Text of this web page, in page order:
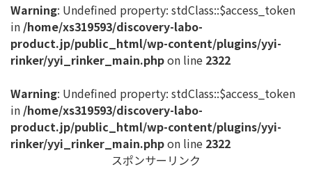
Warning: Undefined property: stdClass::$access_token
in /home/xs319593/discovery-labo-
product.jp/public_html/wp-content/plugins/yyi-
rinker/yyi_rinker_main.phpon line 2322
Warning: Undefined property: stdClass::$access_token
in /home/xs319593/discovery-labo-
product.jp/public_html/wp-content/plugins/yyi-
rinker/yyi_rinker_main.phpon line 2322
スポンサーリンク